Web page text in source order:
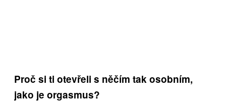
Proč si ti otevřeli s něčím tak osobním,
jako je orgasmus?